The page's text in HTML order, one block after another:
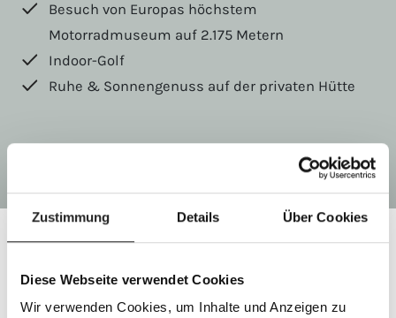
Zustimmung Details Über Cookies
Diese Webseite verwendet Cookies
Wir verwenden Cookies, um Inhalte und Anzeigen zu
Besuch von Europas höchstem
Motorradmuseum auf 2.175 Metern
Indoor-Golf
Ruhe & Sonnengenuss auf der privaten Hütte
Winteraktivitäten